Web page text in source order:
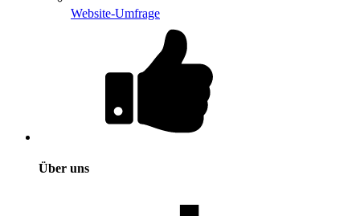
Website-Umfrage
Über uns